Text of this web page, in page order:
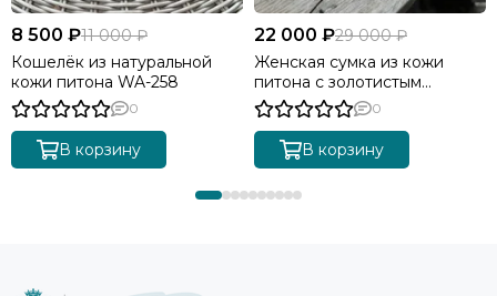
8 500 ₽11 000 ₽
Кошелёк из натуральной
кожи питона WA-258
0
В корзину
22 000 ₽29 000 ₽
Женская сумка из кожи
питона с золотистым
градиентом BG-511
0
В корзину